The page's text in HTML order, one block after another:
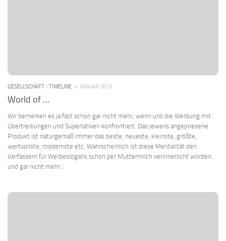
GESELLSCHAFT / TIMELINE 4. JANUAR 2013
World of …
Wir bemerken es ja fast schon gar nicht mehr, wenn uns die Werbung mit
Übertreibungen und Superlativen konfrontiert. Das jeweils angepriesene
Produkt ist naturgemäß immer das beste, neueste, kleinste, größte,
wertvollste, modernste etc. Wahrscheinlich ist diese Mentalität den
Verfassern für Werbeslogans schon per Muttermilch verinnerlicht worden
und gar nicht mehr...